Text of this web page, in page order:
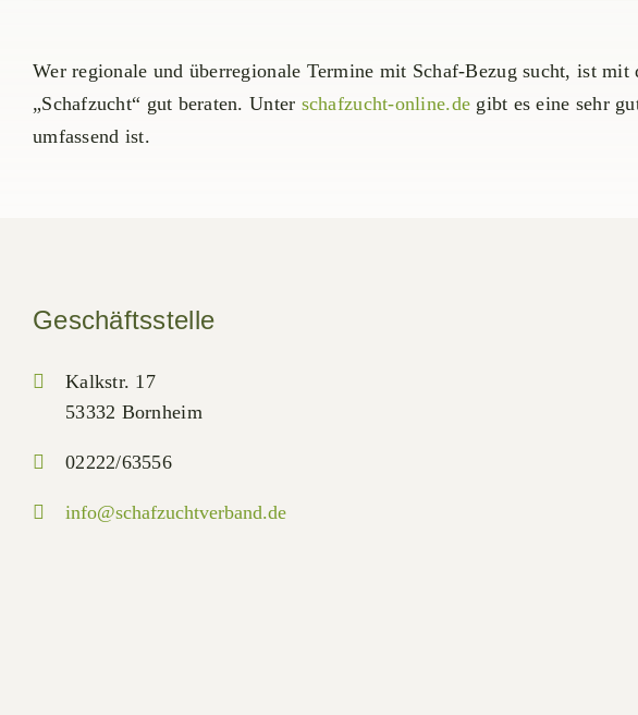
Wer regionale und überregionale Termine mit Schaf-Bezug sucht, ist
„Schafzucht“ gut beraten. Unter schafzucht-online.de gibt es eine sehr
umfassend ist.
Geschäftsstelle
Kalkstr. 17
53332 Bornheim
02222/63556
info@schafzuchtverband.de